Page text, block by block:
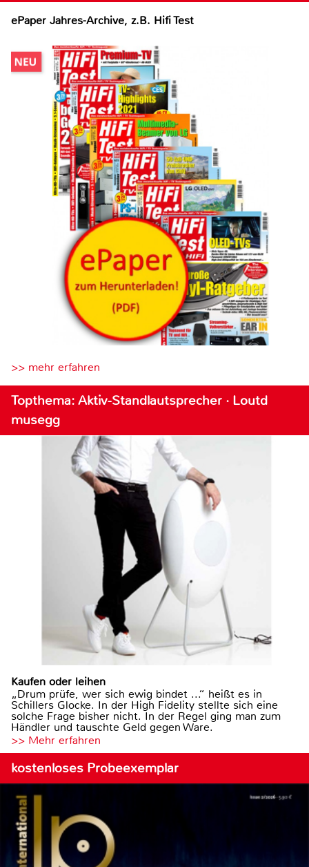
ePaper Jahres-Archive, z.B. Hifi Test
>> mehr erfahren
Topthema: Aktiv-Standlautsprecher · Loutd
musegg
Kaufen oder leihen
„Drum prüfe, wer sich ewig bindet ...“ heißt es in
Schillers Glocke. In der High Fidelity stellte sich eine
solche Frage bisher nicht. In der Regel ging man zum
Händler und tauschte Geld gegen Ware.
>> Mehr erfahren
kostenloses Probeexemplar